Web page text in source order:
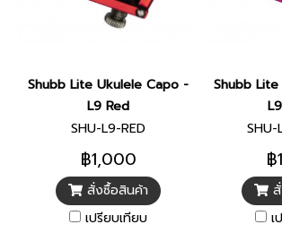
Shubb Lite Ukulele Capo -
L9 Red
SHU-L9-RED
฿1,000
สั่งซื้อสินค้า
เปรียบเทียบ
Shubb
SHU-
฿
เ